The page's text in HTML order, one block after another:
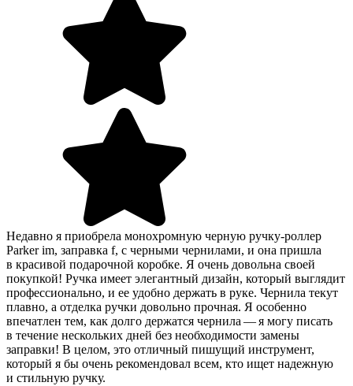
Недавно я приобрела монохромную черную ручку-роллер
Parker im, заправка f, с черными чернилами, и она пришла
в красивой подарочной коробке. Я очень довольна своей
покупкой! Ручка имеет элегантный дизайн, который выглядит
профессионально, и ее удобно держать в руке. Чернила текут
плавно, а отделка ручки довольно прочная. Я особенно
впечатлен тем, как долго держатся чернила — я могу писать
в течение нескольких дней без необходимости замены
заправки! В целом, это отличный пишущий инструмент,
который я бы очень рекомендовал всем, кто ищет надежную
и стильную ручку.